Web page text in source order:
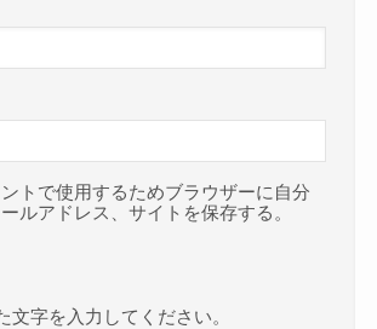
トで使用するためブラウザーに自分
ルアドレス、サイトを保存する。
文字を入力してください。